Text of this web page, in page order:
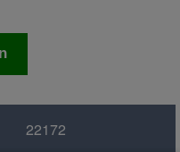
22172